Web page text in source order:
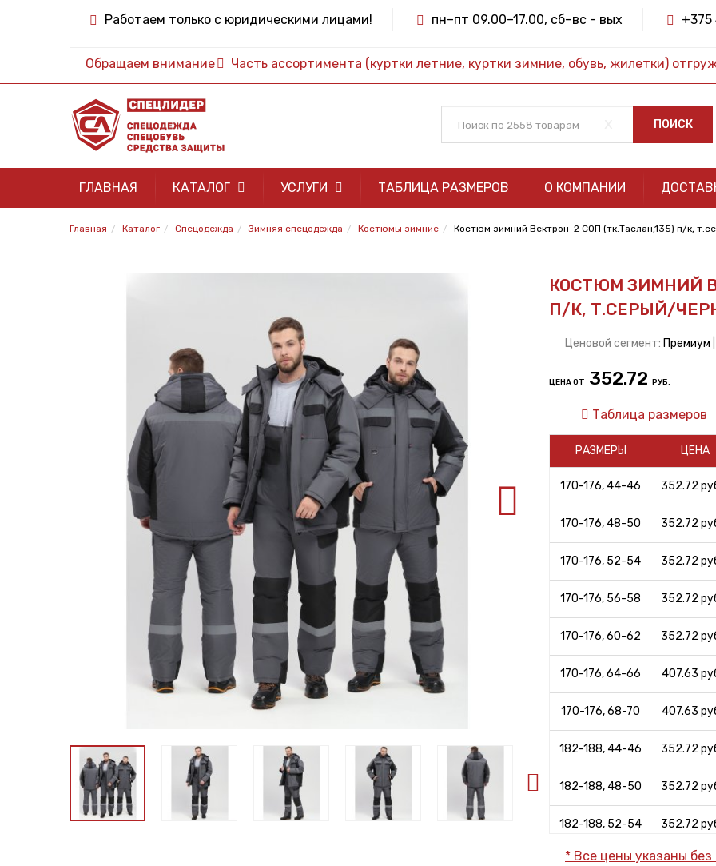
Работаем только с юридическими лицами! пн–пт 09.00–17.00, сб–вс - вых +375
Обращаем внимание Часть ассортимента (куртки летние, куртки зимние, обувь, жилетки)
ПОИСК
ГЛАВНАЯ КАТАЛОГ УСЛУГИ ТАБЛИЦА РАЗМЕРОВ О КОМПАНИИ
Главная Каталог Спецодежда Зимняя спецодежда Костюмы зимние Костюм зимний Вектрон-2 СОП (тк.Таслан,135) п/к,
КОСТЮМ ЗИМНИЙ
П/К, Т.СЕРЫЙ/
Ценовой сегмент: Премиум
ЦЕНА ОТ 352.72 РУБ.
Таблица размеров
РАЗМЕРЫ ЦЕНА
170-176, 44-46 352.72
170-176, 48-50 352.72
170-176, 52-54 352.72
170-176, 56-58 352.72
170-176, 60-62 352.72
170-176, 64-66 407.63
170-176, 68-70 407.63
182-188, 44-46 352.72
182-188, 48-50 352.72
182-188, 52-54 352.72
182-188, 56-58 352.72
* Все цены указаны